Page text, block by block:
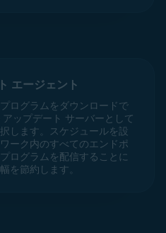
エージェント
ログラムをダウンロードで
ップデート サーバーとして
します。スケジュールを設
ーク内のすべてのエンドポ
ログラムを配信することに
を節約します。